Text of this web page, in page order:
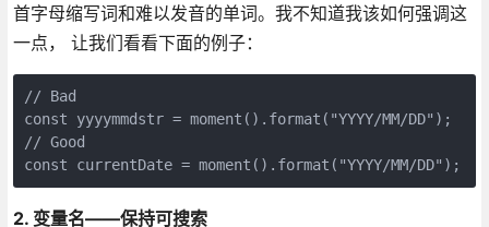
首字母缩写词和难以发音的单词。我不知道我该如何强调这
一点， 让我们看看下面的例子：
// Bad
const yyyymmdstr = moment().format("YYYY/MM/DD");
// Good
const currentDate = moment().format("YYYY/MM/DD");
2. 变量名——保持可搜索